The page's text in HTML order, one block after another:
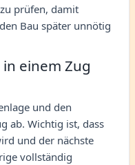
prüfen, damit
Bau später unnötig
einem Zug
und den
ab. Wichtig ist, dass
und der nächste
vollständig